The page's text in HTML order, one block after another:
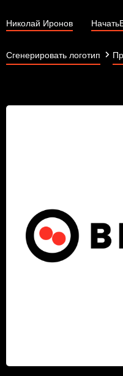
Николай Иронов Начать
Сгенерировать логотип